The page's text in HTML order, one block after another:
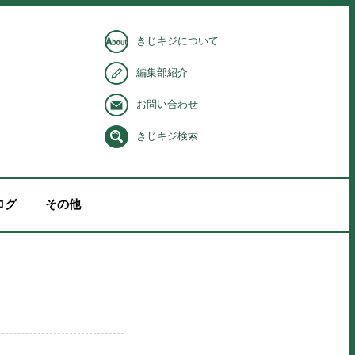
きじキジについて
編集部紹介
お問い合わせ
きじキジ検索
グ その他